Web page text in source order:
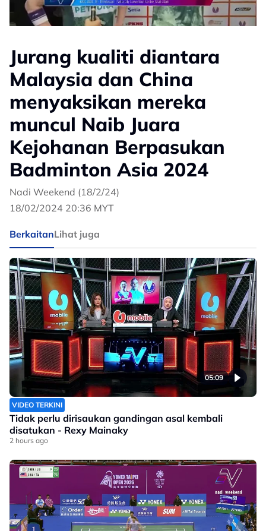
Jurang kualiti diantara
Malaysia dan China
menyaksikan mereka
muncul Naib Juara
Kejohanan Berpasukan
Badminton Asia 2024
Nadi Weekend (18/2/24)
18/02/2024 20:36 MYT
BerkaitanLihat juga
05:09
VIDEO TERKINI
Tidak perlu dirisaukan gandingan asal kembali
disatukan - Rexy Mainaky
2 hours ago